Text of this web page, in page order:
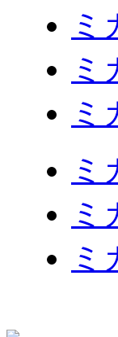
ミ
ミ
ミ
ミ
ミ
ミ